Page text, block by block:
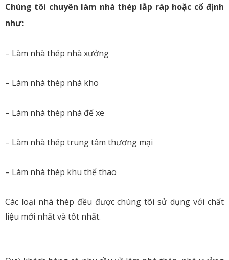
Chúng tôi chuyên làm nhà thép lắp ráp hoặc cố định
như:
– Làm nhà thép nhà xưởng
– Làm nhà thép nhà kho
– Làm nhà thép nhà để xe
– Làm nhà thép trung tâm thương mại
– Làm nhà thép khu thể thao
Các loại nhà thép đều được chúng tôi sử dụng với chất
liệu mới nhất và tốt nhất.